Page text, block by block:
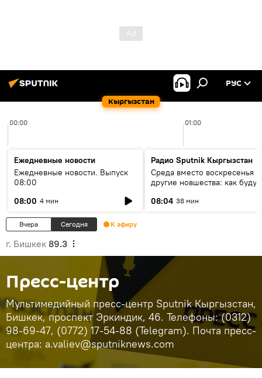
Кыргызстан
РУС
00:00 01:00
Ежедневные новости
Ежедневные новости. Выпуск
08:00
08:00 4 мин
Радио Sputnik Кыргызстан
Среда вместо воскресенья и
другие новшества: как будут
08:04 38 мин
Вчера Сегодня К эфиру
г. Бишкек 89.3
Пресс-центр
Мультимедийный пресс-центр Sputnik Кыргызстан,
Бишкек, проспект Эркиндик, 46. Телефоны: (0312)
98-69-47, (0772) 17-54-88 (Telegram). Почта пресс-
центра: a.valiev@sputniknews.com